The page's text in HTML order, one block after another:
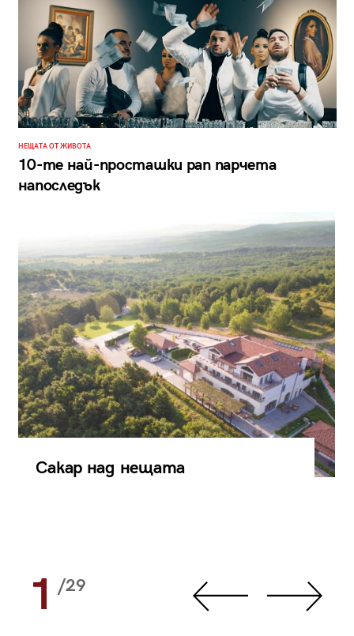
НЕЩАТА ОТ ЖИВОТА
10-те най-просташки рап парчета
напоследък
Сакар над нещата
1 /29